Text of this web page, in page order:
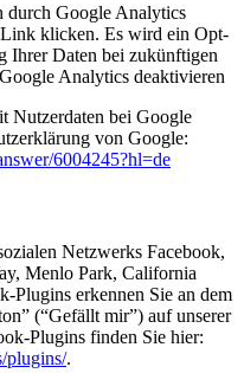
durch Google Analytics
klicken. Es wird ein Opt-
Ihrer Daten bei zukünftigen
Analytics deaktivieren
Nutzerdaten bei Google
von Google:
6004245?hl=de
Netzwerks Facebook,
Menlo Park, California
Plugins erkennen Sie an dem
(“Gefällt mir”) auf unserer
Plugins finden Sie hier:
plugins/.